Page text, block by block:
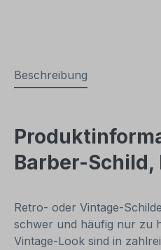
Beschreibung
Barber-
Retro- oder Vintage-
schwer und häufig nur zu
Vintage-Look sind in